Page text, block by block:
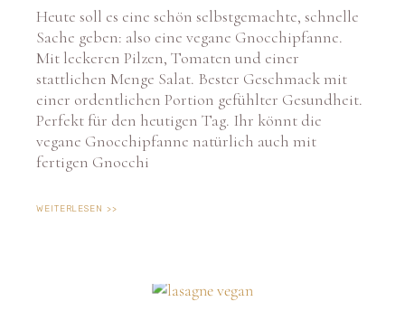
Sache geben: also eine vegane Gnocchipfanne.
Mit leckeren Pilzen, Tomaten und einer
stattlichen Menge Salat. Bester Geschmack mit
einer ordentlichen Portion gefühlter Gesundheit.
Perfekt für den heutigen Tag. Ihr könnt die
vegane Gnocchipfanne natürlich auch mit
fertigen Gnocchi